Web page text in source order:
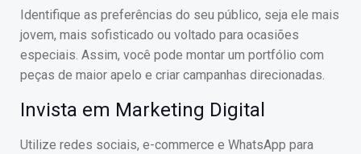
Identifique as preferências do seu público, seja ele mais
jovem, mais sofisticado ou voltado para ocasiões
especiais. Assim, você pode montar um portfólio com
peças de maior apelo e criar campanhas direcionadas.
Invista em Marketing Digital
Utilize redes sociais, e-commerce e WhatsApp para